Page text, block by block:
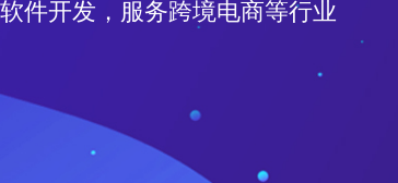
件开发，服务跨境电商等行业